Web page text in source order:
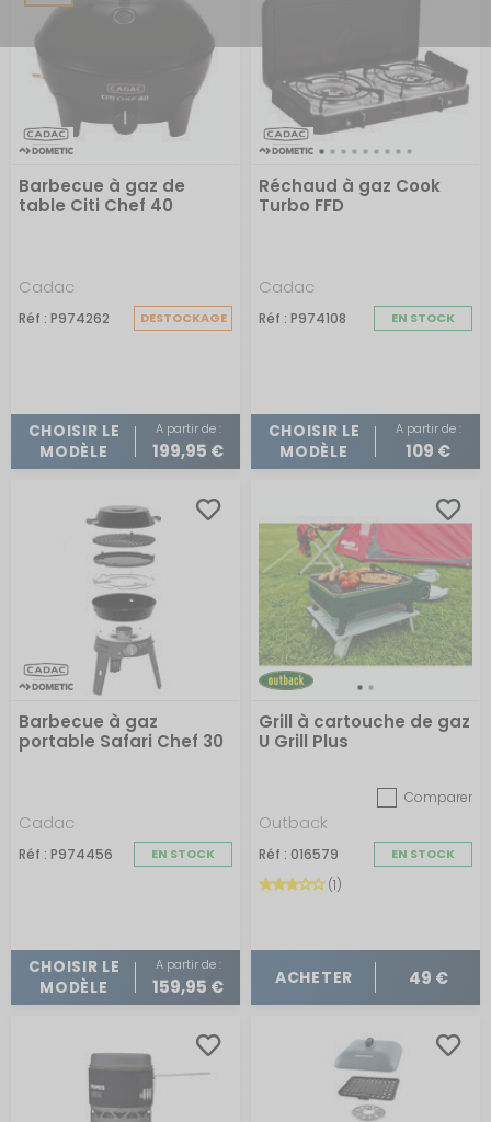
Barbecue à gaz de
table Citi Chef 40
Cadac
Réf : P974262 DESTOCKAGE
CHOISIR LE
MODÈLE
A partir de :
199,95 €
Réchaud à gaz Cook
Turbo FFD
Cadac
Réf : P974108 EN STOCK
CHOISIR LE
MODÈLE
A partir de :
109 €
Barbecue à gaz
portable Safari Chef 30
Cadac
Réf : P974456 EN STOCK
CHOISIR LE
MODÈLE
A partir de :
159,95 €
Grill à cartouche de gaz
U Grill Plus
Comparer
Outback
Réf : 016579 EN STOCK
(1)
ACHETER 49 €